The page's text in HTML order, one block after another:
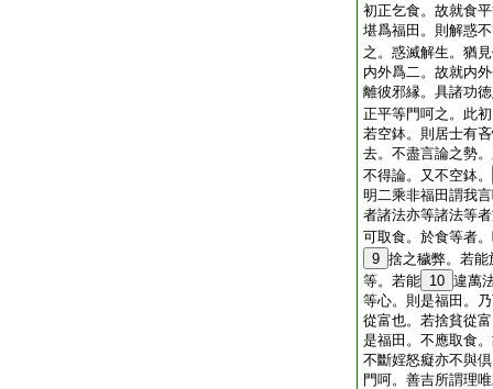
初正乞食。故就食
堪爲福田。則解惑
之。惑滅解生。猶
内外爲二。故就内
離彼邪縁。具諸功
正平等門呵之。此
若空鉢。則居士有
去。不盡言論之勢
不得論。又不空鉢。
明二乘非福田謂我
者諸法亦等諸法等
可取食。於食等者
9 捨之穢弊。若
等。若能 10 違萬
等心。則是福田。
從富也。若捨貧從
是福田。不應取食
不斷婬怒癡亦不與
門呵。善吉所謂理